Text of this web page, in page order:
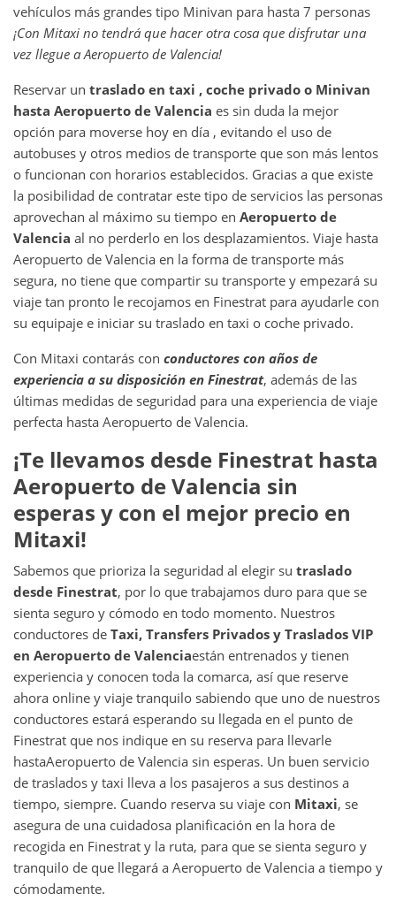
vehículos más grandes tipo Minivan para hasta 7 personas
¡Con Mitaxi no tendrá que hacer otra cosa que disfrutar una
vez llegue a Aeropuerto de Valencia!
Reservar un traslado en taxi , coche privado o Minivan
hasta Aeropuerto de Valencia es sin duda la mejor
opción para moverse hoy en día , evitando el uso de
autobuses y otros medios de transporte que son más lentos
o funcionan con horarios establecidos. Gracias a que existe
la posibilidad de contratar este tipo de servicios las personas
aprovechan al máximo su tiempo en Aeropuerto de
Valencia al no perderlo en los desplazamientos. Viaje hasta
Aeropuerto de Valencia en la forma de transporte más
segura, no tiene que compartir su transporte y empezará su
viaje tan pronto le recojamos en Finestrat para ayudarle con
su equipaje e iniciar su traslado en taxi o coche privado.
Con Mitaxi contarás con conductores con años de
experiencia a su disposición en Finestrat, además de las
últimas medidas de seguridad para una experiencia de viaje
perfecta hasta Aeropuerto de Valencia.
¡Te llevamos desde Finestrat hasta
Aeropuerto de Valencia sin
esperas y con el mejor precio en
Mitaxi!
Sabemos que prioriza la seguridad al elegir su traslado
desde Finestrat, por lo que trabajamos duro para que se
sienta seguro y cómodo en todo momento. Nuestros
conductores de Taxi, Transfers Privados y Traslados VIP
en Aeropuerto de Valenciaestán entrenados y tienen
experiencia y conocen toda la comarca, así que reserve
ahora online y viaje tranquilo sabiendo que uno de nuestros
conductores estará esperando su llegada en el punto de
Finestrat que nos indique en su reserva para llevarle
hastaAeropuerto de Valencia sin esperas. Un buen servicio
de traslados y taxi lleva a los pasajeros a sus destinos a
tiempo, siempre. Cuando reserva su viaje con Mitaxi, se
asegura de una cuidadosa planificación en la hora de
recogida en Finestrat y la ruta, para que se sienta seguro y
tranquilo de que llegará a Aeropuerto de Valencia a tiempo y
cómodamente.